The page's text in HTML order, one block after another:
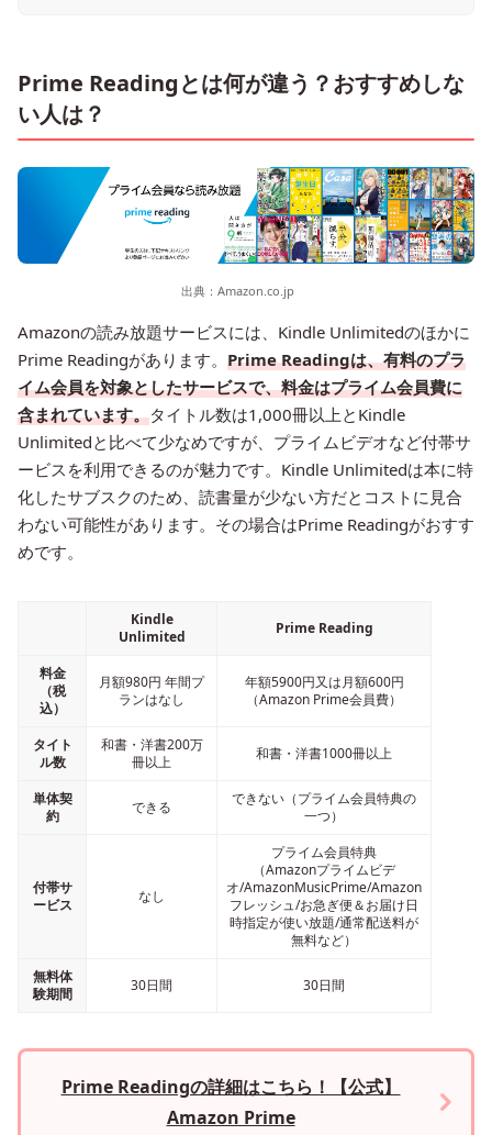
Prime Readingとは何が違う？おすすめしな
い人は？
出典： Amazon.co.jp
Amazonの読み放題サービスには、Kindle Unlimitedのほかに
Prime Readingがあります。 Prime Readingは、有料のプラ
イム会員を対象としたサービスで、料金はプライム会員費に
含まれています。タイトル数は1,000冊以上とKindle
Unlimitedと比べて少なめですが、プライムビデオなど付帯サ
ービスを利用できるのが魅力です。Kindle Unlimitedは本に特
化したサブスクのため、読書量が少ない方だとコストに見合
わない可能性があります。その場合はPrime Readingがおすす
めです。
Kindle
Unlimited
Prime Reading
料金
（税
込）
月額980円 年間プ
ランはなし
年額5900円又は月額600円
（Amazon Prime会員費）
タイト
ル数
和書・洋書200万
冊以上
和書・洋書1000冊以上
単体契
約
できる
できない（プライム会員特典の
一つ）
付帯サ
ービス
なし
プライム会員特典
（Amazonプライムビデ
オ/AmazonMusicPrime/Amazon
フレッシュ/お急ぎ便＆お届け日
時指定が使い放題/通常配送料が
無料など）
無料体
験期間
30日間 30日間
Prime Readingの詳細はこちら！【公式】
Amazon Prime